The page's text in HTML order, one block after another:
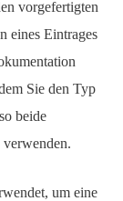
vorgefertigten
eines Eintrages
Sie den Typ
beide
um eine